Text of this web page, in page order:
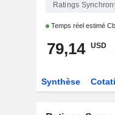
Ratings
Temps réel estimé
79,14 USD
Synthèse